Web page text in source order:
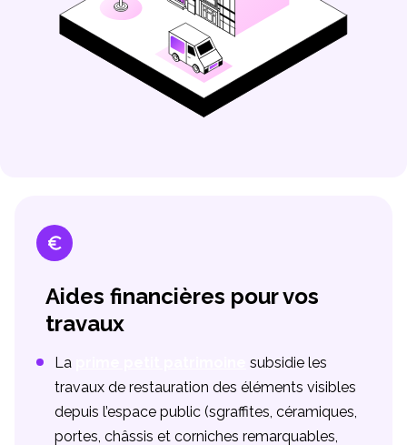
Aides financières pour vos
travaux
La
subsidie les
travaux de restauration des éléments visibles
depuis l’espace public (sgraffites, céramiques,
portes, châssis et corniches remarquables,